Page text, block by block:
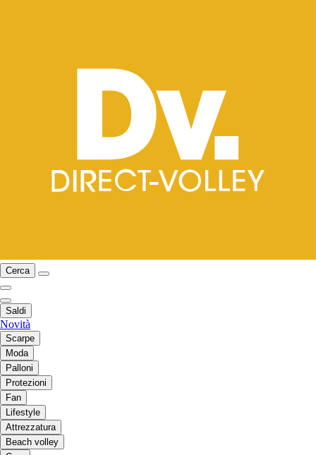
Cerca
Saldi
Novità
Scarpe
Moda
Palloni
Protezioni
Fan
Lifestyle
Attrezzatura
Beach volley